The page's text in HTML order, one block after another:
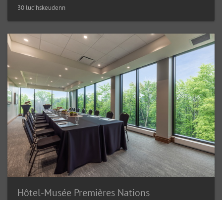
30 luc'hskeudenn
Hôtel-Musée Premières Nations